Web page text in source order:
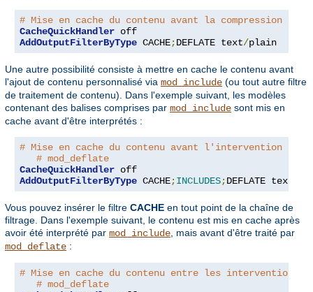
# Mise en cache du contenu avant la compression
CacheQuickHandler
AddOutputFilterByType CACHE;DEFLATE text/plain
Une autre possibilité consiste à mettre en cache le contenu avant
l'ajout de contenu personnalisé via mod_include (ou tout autre filtre
de traitement de contenu). Dans l'exemple suivant, les modèles
contenant des balises comprises par mod_include sont mis en
cache avant d'être interprétés :
# Mise en cache du contenu avant l'intervention de
# mod_deflate
CacheQuickHandler
AddOutputFilterByType CACHE;INCLUDES;DEFLATE text
Vous pouvez insérer le filtre CACHE en tout point de la chaîne de
filtrage. Dans l'exemple suivant, le contenu est mis en cache après
avoir été interprété par mod_include , mais avant d'être traité par
mod_deflate :
# Mise en cache du contenu entre les interventions
# mod_deflate